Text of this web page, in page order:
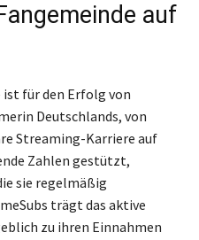
auf
ist für den Erfolg von
Deutschlands, von
Streaming-Karriere auf
Zahlen gestützt,
sie regelmäßig
trägt das aktive
zu ihren Einnahmen